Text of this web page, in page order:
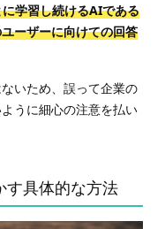
学習し続けるAIである
ーザーに向けての回答
いため、誤って企業の
うに細心の注意を払い
す具体的な方法